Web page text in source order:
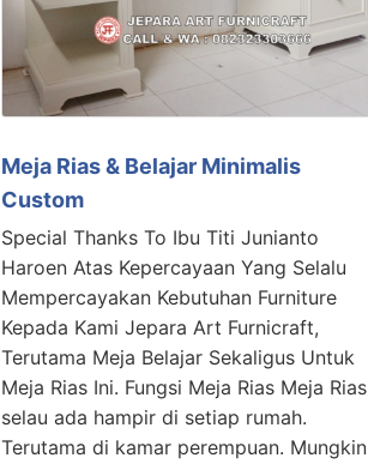
Meja Rias & Belajar Minimalis
Custom
Special Thanks To Ibu Titi Junianto
Haroen Atas Kepercayaan Yang Selalu
Mempercayakan Kebutuhan Furniture
Kepada Kami Jepara Art Furnicraft,
Terutama Meja Belajar Sekaligus Untuk
Meja Rias Ini. Fungsi Meja Rias Meja Rias
selau ada hampir di setiap rumah.
Terutama di kamar perempuan. Mungkin